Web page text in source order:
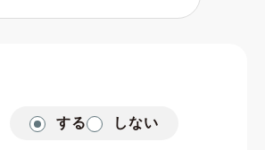
する しない